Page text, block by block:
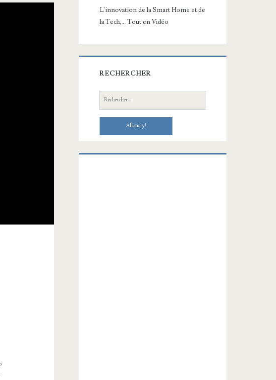
L'innovation de la Smart Home et de
la Tech,... Tout en Vidéo
RECHERCHER
Recherche: